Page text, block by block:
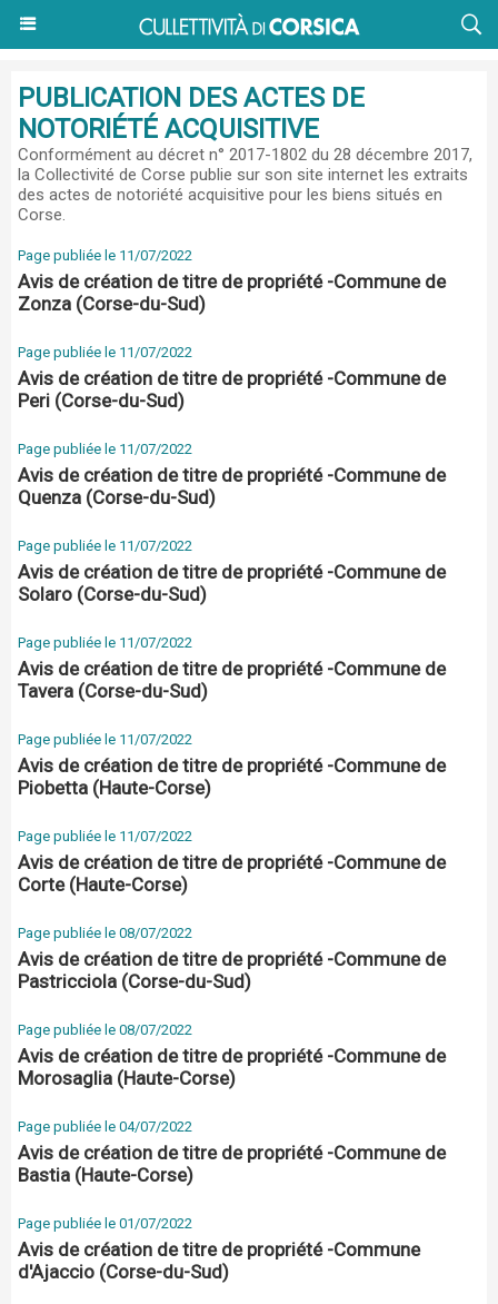
PUBLICATION DES ACTES DE
NOTORIÉTÉ ACQUISITIVE
Conformément au décret n° 2017-1802 du 28 décembre 2017,
la Collectivité de Corse publie sur son site internet les extraits
des actes de notoriété acquisitive pour les biens situés en
Corse.
Page publiée le 11/07/2022
Avis de création de titre de propriété -Commune de
Zonza (Corse-du-Sud)
Page publiée le 11/07/2022
Avis de création de titre de propriété -Commune de
Peri (Corse-du-Sud)
Page publiée le 11/07/2022
Avis de création de titre de propriété -Commune de
Quenza (Corse-du-Sud)
Page publiée le 11/07/2022
Avis de création de titre de propriété -Commune de
Solaro (Corse-du-Sud)
Page publiée le 11/07/2022
Avis de création de titre de propriété -Commune de
Tavera (Corse-du-Sud)
Page publiée le 11/07/2022
Avis de création de titre de propriété -Commune de
Piobetta (Haute-Corse)
Page publiée le 11/07/2022
Avis de création de titre de propriété -Commune de
Corte (Haute-Corse)
Page publiée le 08/07/2022
Avis de création de titre de propriété -Commune de
Pastricciola (Corse-du-Sud)
Page publiée le 08/07/2022
Avis de création de titre de propriété -Commune de
Morosaglia (Haute-Corse)
Page publiée le 04/07/2022
Avis de création de titre de propriété -Commune de
Bastia (Haute-Corse)
Page publiée le 01/07/2022
Avis de création de titre de propriété -Commune
d'Ajaccio (Corse-du-Sud)